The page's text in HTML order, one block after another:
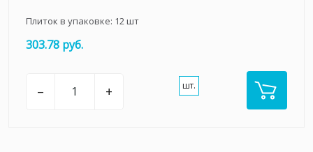
Плиток в упаковке: 12шт
303.78 руб.
– + шт.